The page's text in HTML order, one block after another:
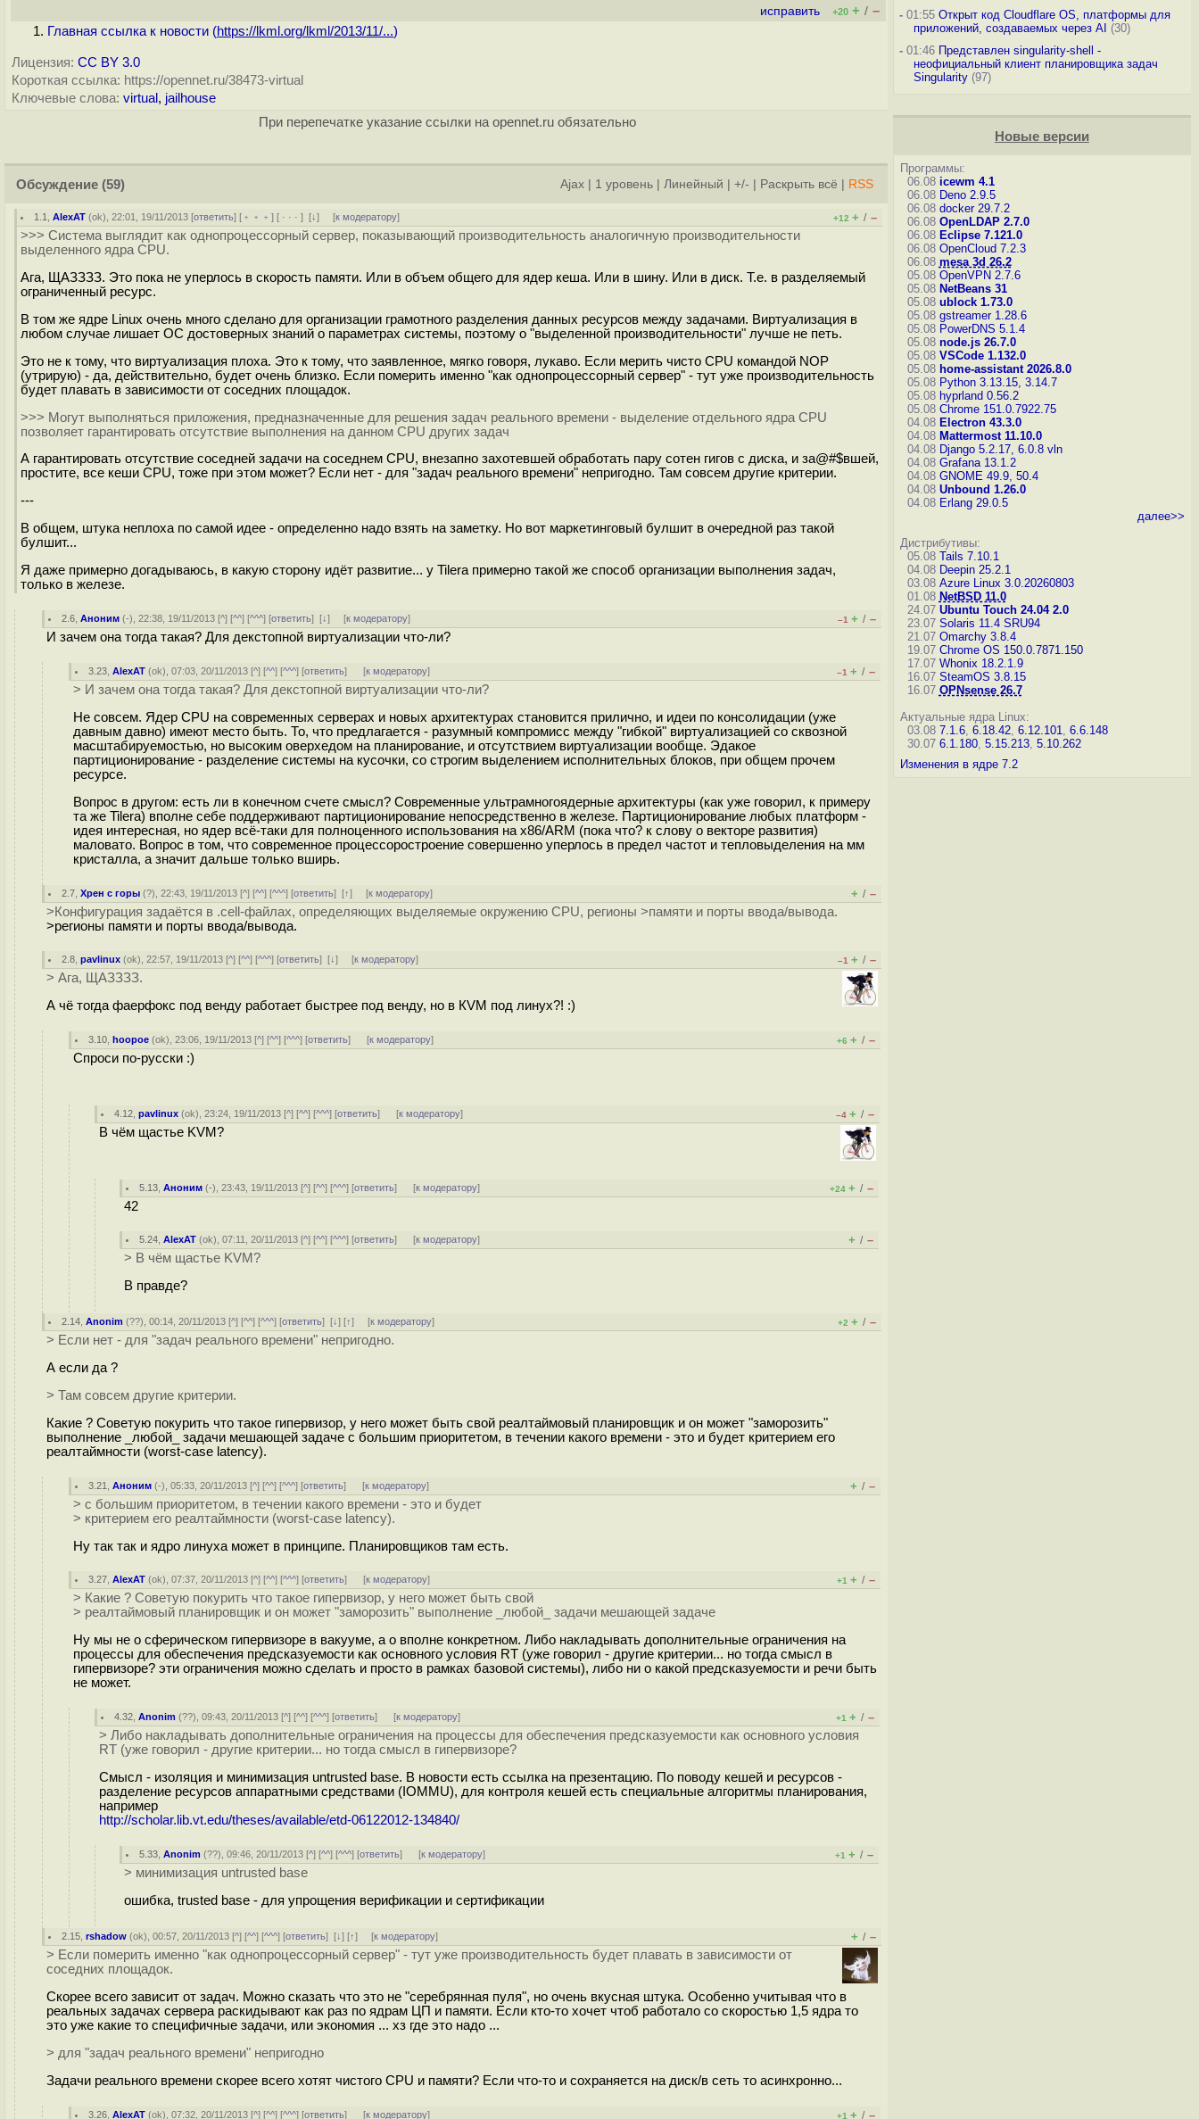
исправить +20 + / –
Главная ссылка к новости (https://lkml.org/lkml/2013/11/...)
Лицензия: CC BY 3.0
Короткая ссылка: https://opennet.ru/38473-virtual
Ключевые слова: virtual , jailhouse
При перепечатке указание ссылки на opennet.ru обязательно
Обсуждение (59) Ajax 1 уровень Линейный +/- Раскрыть всё RSS
1.1 ,AlexAT (ok), 22:01, 19/11/2013 [ответить] [ ﹢﹢﹢] [ · · ·][↓] [к модератору] +12 + / –
>>> Cистема выглядит как однопроцессорный сервер, показывающий производительность аналогичную производительности
выделенного ядра CPU.
Ага, ЩАЗЗЗЗ. Это пока не уперлось в скорость памяти. Или в объем общего для ядер кеша. Или в шину. Или в диск. Т.е. в разделяемый
ограниченный ресурс.
В том же ядре Linux очень много сделано для организации грамотного разделения данных ресурсов между задачами. Виртуализация в
любом случае лишает ОС достоверных знаний о параметрах системы, поэтому о "выделенной производительности" лучше не петь.
Это не к тому, что виртуализация плоха. Это к тому, что заявленное, мягко говоря, лукаво. Если мерить чисто CPU командой NOP
(утрирую) - да, действительно, будет очень близко. Если померить именно "как однопроцессорный сервер" - тут уже производительность
будет плавать в зависимости от соседних площадок.
>>> Могут выполняться приложения, предназначенные для решения задач реального времени - выделение отдельного ядра CPU
позволяет гарантировать отсутствие выполнения на данном CPU других задач
А гарантировать отсутствие соседней задачи на соседнем CPU, внезапно захотевшей обработать пару сотен гигов с диска, и за@#$вшей,
простите, все кеши CPU, тоже при этом может? Если нет - для "задач реального времени" непригодно. Там совсем другие критерии.
---
В общем, штука неплоха по самой идее - определенно надо взять на заметку. Но вот маркетинговый булшит в очередной раз такой
булшит...
Я даже примерно догадываюсь, в какую сторону идёт развитие... у Tilera примерно такой же способ организации выполнения задач,
только в железе.
2.6 ,Аноним (-), 22:38, 19/11/2013 [^] [^^] [^^^] [ответить][↓] [к модератору] –1 + / –
И зачем она тогда такая? Для декстопной виртуализации что-ли?
3.23 ,AlexAT (ok), 07:03, 20/11/2013 [^] [^^] [^^^] [ответить] [к модератору] –1 + / –
> И зачем она тогда такая? Для декстопной виртуализации что-ли?
Не совсем. Ядер CPU на современных серверах и новых архитектурах становится прилично, и идеи по консолидации (уже
давным давно) имеют место быть. То, что предлагается - разумный компромисс между "гибкой" виртуализацией со сквозной
масштабируемостью, но высоким оверхедом на планирование, и отсутствием виртуализации вообще. Эдакое
партиционирование - разделение системы на кусочки, со строгим выделением исполнительных блоков, при общем прочем
ресурсе.
Вопрос в другом: есть ли в конечном счете смысл? Современные ультрамногоядерные архитектуры (как уже говорил, к примеру
та же Tilera) вполне себе поддерживают партиционирование непосредственно в железе. Партиционирование любых платформ -
идея интересная, но ядер всё-таки для полноценного использования на x86/ARM (пока что? к слову о векторе развития)
маловато. Вопрос в том, что современное процессоростроение совершенно уперлось в предел частот и тепловыделения на мм
кристалла, а значит дальше только вширь.
2.7 ,Хрен с горы (?), 22:43, 19/11/2013 [^] [^^] [^^^] [ответить][↑] [к модератору] + / –
>Конфигурация задаётся в .cell-файлах, определяющих выделяемые окружению CPU, регионы >памяти и порты ввода/вывода.
>регионы памяти и порты ввода/вывода.
2.8 ,pavlinux (ok), 22:57, 19/11/2013 [^] [^^] [^^^] [ответить][↓] [к модератору] –1 + / –
> Ага, ЩАЗЗЗЗ.
А чё тогда фаерфокс под венду работает быстрее под венду, но в КVМ под линух?! :)
3.10 ,hoopoe (ok), 23:06, 19/11/2013 [^] [^^] [^^^] [ответить] [к модератору] +6 + / –
Спроси по-русски :)
4.12 ,pavlinux (ok), 23:24, 19/11/2013 [^] [^^] [^^^] [ответить] [к модератору] –4 + / –
В чём щастье KVM?
5.13 ,Аноним (-), 23:43, 19/11/2013 [^] [^^] [^^^] [ответить] [к модератору] +24 + / –
42
5.24 ,AlexAT (ok), 07:11, 20/11/2013 [^] [^^] [^^^] [ответить] [к модератору] + / –
> В чём щастье KVM?
В правде?
2.14 ,Anonim (??), 00:14, 20/11/2013 [^] [^^] [^^^] [ответить][↓] [↑] [к модератору] +2 + / –
> Если нет - для "задач реального времени" непригодно.
А если да ?
> Там совсем другие критерии.
Какие ? Советую покурить что такое гипервизор, у него может быть свой реалтаймовый планировщик и он может "заморозить"
выполнение _любой_ задачи мешающей задаче с большим приоритетом, в течении какого времени - это и будет критерием его
реалтаймности (worst-case latency).
3.21 ,Аноним (-), 05:33, 20/11/2013 [^] [^^] [^^^] [ответить] [к модератору] + / –
> с большим приоритетом, в течении какого времени - это и будет
> критерием его реалтаймности (worst-case latency).
Ну так так и ядро линуха может в принципе. Планировщиков там есть.
3.27 ,AlexAT (ok), 07:37, 20/11/2013 [^] [^^] [^^^] [ответить] [к модератору] +1 + / –
> Какие ? Советую покурить что такое гипервизор, у него может быть свой
> реалтаймовый планировщик и он может "заморозить" выполнение _любой_ задачи мешающей задаче
Ну мы не о сферическом гипервизоре в вакууме, а о вполне конкретном. Либо накладывать дополнительные ограничения на
процессы для обеспечения предсказуемости как основного условия RT (уже говорил - другие критерии... но тогда смысл в
гипервизоре? эти ограничения можно сделать и просто в рамках базовой системы), либо ни о какой предсказуемости и речи быть
не может.
4.32 ,Anonim (??), 09:43, 20/11/2013 [^] [^^] [^^^] [ответить] [к модератору] +1 + / –
> Либо накладывать дополнительные ограничения на процессы для обеспечения предсказуемости как основного условия
RT (уже говорил - другие критерии... но тогда смысл в гипервизоре?
Смысл - изоляция и минимизация untrusted base. В новости есть ссылка на презентацию. По поводу кешей и ресурсов -
разделение ресурсов аппаратными средствами (IOMMU), для контроля кешей есть специальные алгоритмы планирования,
например
http://scholar.lib.vt.edu/theses/available/etd-06122012-134840/
5.33 ,Anonim (??), 09:46, 20/11/2013 [^] [^^] [^^^] [ответить] [к модератору] +1 + / –
> минимизация untrusted base
ошибка, trusted base - для упрощения верификации и сертификации
2.15 ,rshadow (ok), 00:57, 20/11/2013 [^] [^^] [^^^] [ответить][↓] [↑] [к модератору] + / –
> Если померить именно "как однопроцессорный сервер" - тут уже производительность будет плавать в зависимости от
соседних площадок.
Скорее всего зависит от задач. Можно сказать что это не "серебрянная пуля", но очень вкусная штука. Особенно учитывая что в
реальных задачах сервера раскидывают как раз по ядрам ЦП и памяти. Если кто-то хочет чтоб работало со скоростью 1,5 ядра то
это уже какие то специфичные задачи, или экономия ... хз где это надо ...
> для "задач реального времени" непригодно
Задачи реального времени скорее всего хотят чистого CPU и памяти? Если что-то и сохраняется на диск/в сеть то асинхронно...
3.26 ,AlexAT (ok), 07:32, 20/11/2013 [^] [^^] [^^^] [ответить] [к модератору] +1 + / –
-01:55 Открыт код Cloudflare OS, платформы для
приложений, создаваемых через AI (30)
-01:46 Представлен singularity-shell -
неофициальный клиент планировщика задач
Singularity(97)
Новые версии
Программы:
06.08 icewm 4.1
06.08 Deno 2.9.5
06.08 docker 29.7.2
06.08 OpenLDAP 2.7.0
06.08 Eclipse 7.121.0
06.08 OpenCloud 7.2.3
06.08 mesa 3d 26.2
05.08 OpenVPN 2.7.6
05.08 NetBeans 31
05.08 ublock 1.73.0
05.08 gstreamer 1.28.6
05.08 PowerDNS 5.1.4
05.08 node.js 26.7.0
05.08 VSCode 1.132.0
05.08 home-assistant 2026.8.0
05.08 Python 3.13.15, 3.14.7
05.08 hyprland 0.56.2
05.08 Chrome 151.0.7922.75
04.08 Electron 43.3.0
04.08 Mattermost 11.10.0
04.08 Django 5.2.17, 6.0.8 vln
04.08 Grafana 13.1.2
04.08 GNOME 49.9, 50.4
04.08 Unbound 1.26.0
04.08 Erlang 29.0.5
далее>>
Дистрибутивы:
05.08 Tails 7.10.1
04.08 Deepin 25.2.1
03.08 Azure Linux 3.0.20260803
01.08 NetBSD 11.0
24.07 Ubuntu Touch 24.04 2.0
23.07 Solaris 11.4 SRU94
21.07 Omarchy 3.8.4
19.07 Chrome OS 150.0.7871.150
17.07 Whonix 18.2.1.9
16.07 SteamOS 3.8.15
16.07 OPNsense 26.7
Актуальные ядра Linux:
03.08 7.1.6, 6.18.42, 6.12.101, 6.6.148
30.07 6.1.180, 5.15.213, 5.10.262
Изменения в ядре 7.2